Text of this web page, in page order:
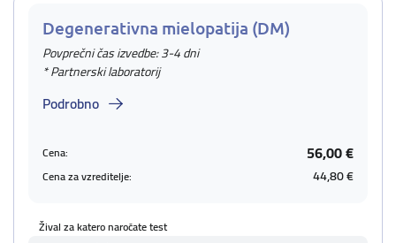
Degenerativna mielopatija (DM)
Povprečni čas izvedbe: 3-4 dni
* Partnerski laboratorij
Podrobno
Cena: 56,00 €
Cena za vzreditelje: 44,80 €
Žival za katero naročate test